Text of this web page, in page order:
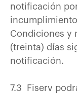
notificación
Condiciones y
(treinta) días
notificación.
7.3 Fiserv